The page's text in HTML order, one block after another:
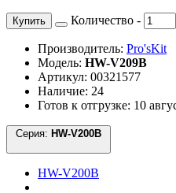
Купить Количество -
Производитель: Pro'sKit
Модель: HW-V209B
Артикул: 00321577
Наличие: 24
Готов к отгрузке: 10
Серия:
HW-V200B